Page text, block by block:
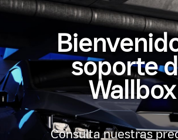
soporte
Wallbox
Consulta nuestras